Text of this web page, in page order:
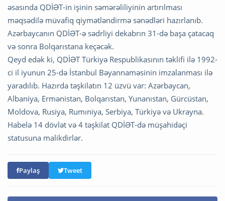
əsasında QDİƏT-in işinin səmərəliliyinin artırılması
məqsədilə müvafiq qiymətləndirmə sənədləri hazırlanıb.
Azərbaycanın QDİƏT-ə sədrliyi dekabrın 31-də başa çatacaq
və sonra Bolqarıstana keçəcək.
Qeyd edək ki, QDİƏT Türkiyə Respublikasının təklifi ilə 1992-
ci il iyunun 25-də İstanbul Bəyannaməsinin imzalanması ilə
yaradılıb. Hazırda təşkilatın 12 üzvü var: Azərbaycan,
Albaniya, Ermənistan, Bolqarıstan, Yunanıstan, Gürcüstan,
Moldova, Rusiya, Rumıniya, Serbiya, Türkiyə və Ukrayna.
Habelə 14 dövlət və 4 təşkilat QDİƏT-də müşahidəçi
statusuna malikdirlər.
Paylaş Tweet